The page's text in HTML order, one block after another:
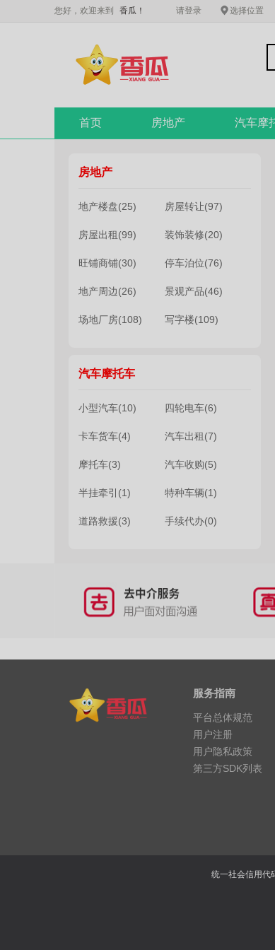
您好，欢迎来到 香瓜！ 请登录 选择位置
首页 房地产 汽车摩
房地产
地产楼盘(25) 房屋转让(97)
房屋出租(99) 装饰装修(20)
旺铺商铺(30) 停车泊位(76)
地产周边(26) 景观产品(46)
场地厂房(108) 写字楼(109)
汽车摩托车
小型汽车(10) 四轮电车(6)
卡车货车(4) 汽车出租(7)
摩托车(3) 汽车收购(5)
半挂牵引(1) 特种车辆(1)
道路救援(3) 手续代办(0)
服务指南
平台总体规范
用户注册
用户隐私政策
第三方SDK列表
统一社会信用代